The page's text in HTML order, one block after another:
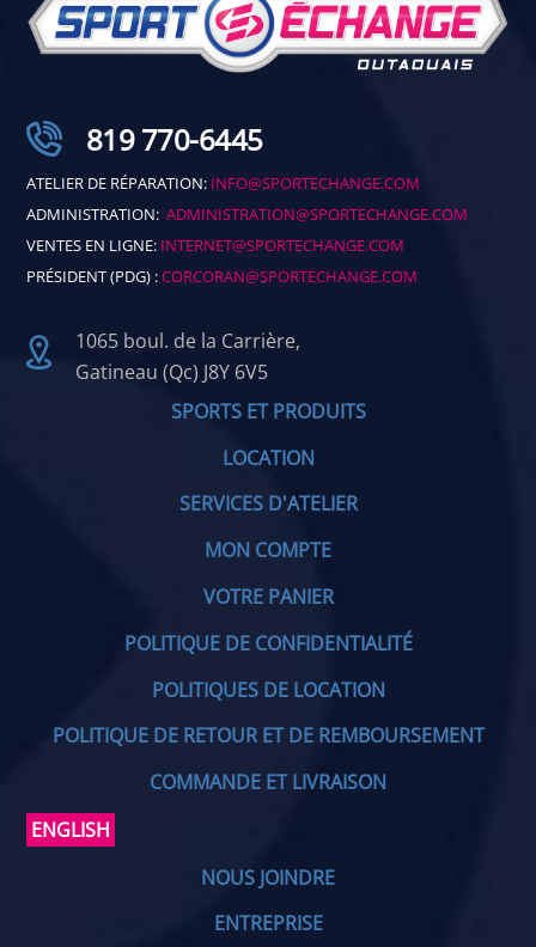
819 770-6445
ATELIER DE RÉPARATION: INFO@SPORTECHANGE.COM
ADMINISTRATION:ADMINISTRATION@SPORTECHANGE.COM
VENTES EN LIGNE: INTERNET@SPORTECHANGE.COM
PRÉSIDENT (PDG) :CORCORAN@SPORTECHANGE.COM
1065 boul. de la Carrière,
Gatineau (Qc) J8Y 6V5
SPORTS ET PRODUITS
LOCATION
SERVICES D'ATELIER
MON COMPTE
VOTRE PANIER
POLITIQUE DE CONFIDENTIALITÉ
POLITIQUES DE LOCATION
POLITIQUE DE RETOUR ET DE REMBOURSEMENT
COMMANDE ET LIVRAISON
ENGLISH
NOUS JOINDRE
ENTREPRISE